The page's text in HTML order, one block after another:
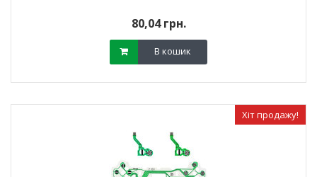
80,04 грн.
В кошик
Хіт продажу!